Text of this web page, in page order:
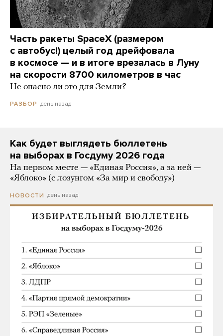
Часть ракеты SpaceX (размером
с автобус!) целый год дрейфовала
в космосе — и в итоге врезалась в Луну
на скорости 8700 километров в час
Не опасно ли это для Земли?
РАЗБОР день назад
Как будет выглядеть бюллетень
на выборах в Госдуму 2026 года
На первом месте — «Единая Россия», а за ней —
«Яблоко» (с лозунгом «За мир и свободу»)
НОВОСТИ день назад